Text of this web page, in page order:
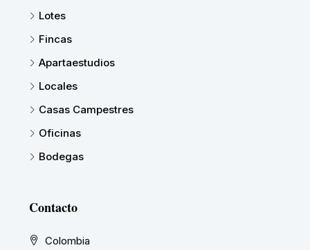
Lotes
Fincas
Apartaestudios
Locales
Casas Campestres
Oficinas
Bodegas
Contacto
Colombia